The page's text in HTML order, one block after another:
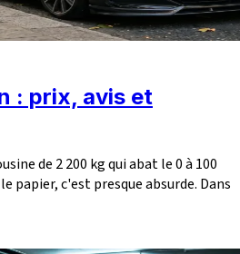
: prix, avis et
de 2 200 kg qui abat le 0 à 100
papier, c'est presque absurde. Dans